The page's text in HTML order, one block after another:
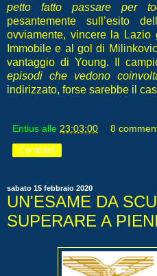
petto fatto passare per
pesantemente sull’esito
ovviamente, vincere la
Immobile e al gol di
vantaggio di Young. Il
episodi che vedono
indirizzato, forse sarebbe il
Entius alle 23:03:00 8
Condividi
sabato 15 febbraio 2020
UN'ESAME DA
SUPERARE A